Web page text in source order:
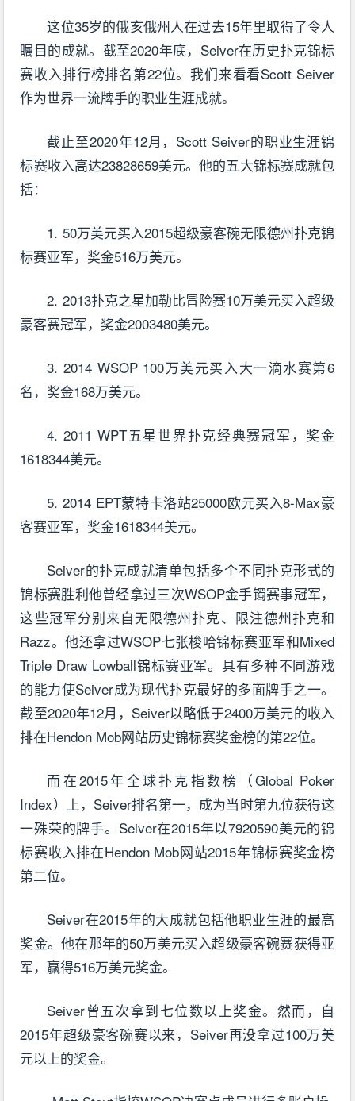
这位35岁的俄亥俄州人在过去15年里取得了令人
瞩目的成就。截至2020年底，Seiver在历史扑克锦标
赛收入排行榜排名第22位。我们来看看Scott Seiver
作为世界一流牌手的职业生涯成就。
截止至2020年12月，Scott Seiver的职业生涯锦
标赛收入高达23828659美元。他的五大锦标赛成就包
括：
1. 50万美元买入2015超级豪客碗无限德州扑克锦
标赛亚军，奖金516万美元。
2. 2013扑克之星加勒比冒险赛10万美元买入超级
豪客赛冠军，奖金2003480美元。
3. 2014 WSOP 100万美元买入大一滴水赛第6
名，奖金168万美元。
4. 2011 WPT五星世界扑克经典赛冠军，奖金
1618344美元。
5. 2014 EPT蒙特卡洛站25000欧元买入8-Max豪
客赛亚军，奖金1618344美元。
Seiver的扑克成就清单包括多个不同扑克形式的
锦标赛胜利他曾经拿过三次WSOP金手镯赛事冠军，
这些冠军分别来自无限德州扑克、限注德州扑克和
Razz。他还拿过WSOP七张梭哈锦标赛亚军和Mixed
Triple Draw Lowball锦标赛亚军。具有多种不同游戏
的能力使Seiver成为现代扑克最好的多面牌手之一。
截至2020年12月，Seiver以略低于2400万美元的收入
排在Hendon Mob网站历史锦标赛奖金榜的第22位。
而在2015年全球扑克指数榜（Global Poker
Index）上，Seiver排名第一，成为当时第九位获得这
一殊荣的牌手。Seiver在2015年以7920590美元的锦
标赛收入排在Hendon Mob网站2015年锦标赛奖金榜
第二位。
Seiver在2015年的大成就包括他职业生涯的最高
奖金。他在那年的50万美元买入超级豪客碗赛获得亚
军，赢得516万美元奖金。
Seiver曾五次拿到七位数以上奖金。然而，自
2015年超级豪客碗赛以来，Seiver再没拿过100万美
元以上的奖金。